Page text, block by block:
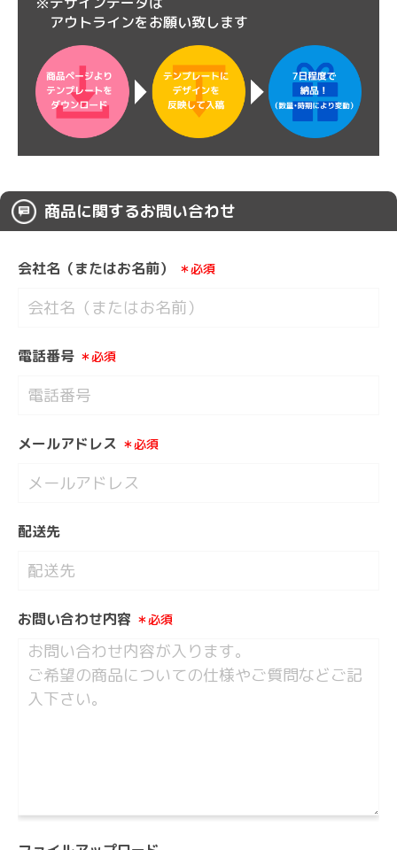
アウトラインをお願い致します
商品に関するお問い合わせ
会社名（またはお名前） ＊必須
電話番号 ＊必須
メールアドレス ＊必須
配送先
お問い合わせ内容 ＊必須